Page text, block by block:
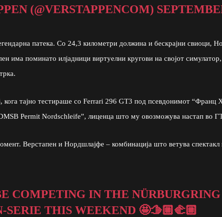
(@VERSTAPPENCOM)
патека. Со 24,3 километри должина и бескрајни свиоци,
има поминато илјадници виртуелни кругови на својот симулатор,
кога тајно тестираше со Ferrari 296 GT3 под псевдонимот “Франц
Permit Nordschleife”, лиценца што му овозможува настап во
Верстапен и Нордшлајфе – комбинација што ветува спектакл
COMPETING IN THE NÜRBURGRING
SERIE THIS WEEKEND 🤩🫱🏼‍🫲🏼